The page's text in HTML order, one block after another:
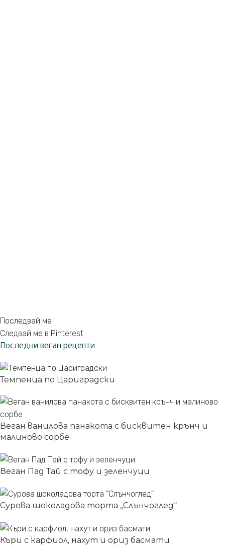
Последвай ме
Следвай ме в Pinterest.
Последни веган рецепти
Темпенца по Цариградски
Веган ванилова панакота с бисквитен крънч и
малиново сорбе
Веган Пад Тай с тофу и зеленчуци
Сурова шоколадова торта „Слънчоглед“
Къри с карфиол, нахут и ориз басмати